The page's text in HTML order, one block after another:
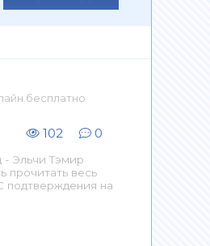
бесплатно
102 0
- Эльчи Тэмир
прочитать весь
подтверждения на